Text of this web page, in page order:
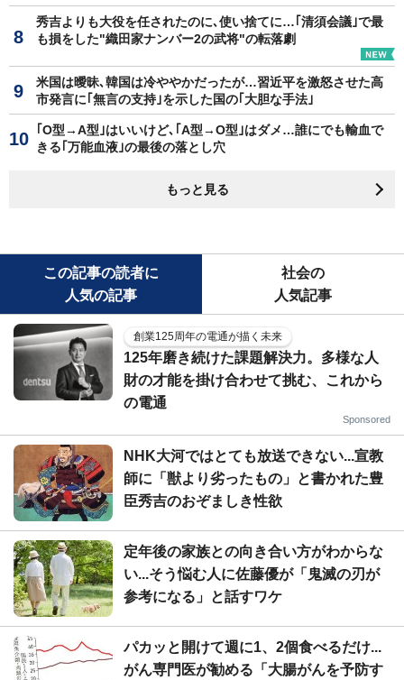
秀吉よりも大役を任されたのに､使い捨てに…｢清須会議｣で最
も損をした"織田家ナンバー2の武将"の転落劇
米国は曖昧､韓国は冷ややかだったが…習近平を激怒させた高
市発言に｢無言の支持｣を示した国の｢大胆な手法｣
｢O型→A型｣はいいけど､｢A型→O型｣はダメ…誰にでも輸血で
きる｢万能血液｣の最後の落とし穴
もっと見る
この記事の読者に
人気の記事
社会の
人気記事
創業125周年の電通が描く未来
125年磨き続けた課題解決力。多様な人
財の才能を掛け合わせて挑む、これから
の電通
Sponsored
NHK大河ではとても放送できない...宣教
師に「獣より劣ったもの」と書かれた豊
臣秀吉のおぞましき性欲
定年後の家族との向き合い方がわからな
い...そう悩む人に佐藤優が「鬼滅の刃が
参考になる」と話すワケ
パカッと開けて週に1、2個食べるだけ...
がん専門医が勧める「大腸がんを予防す